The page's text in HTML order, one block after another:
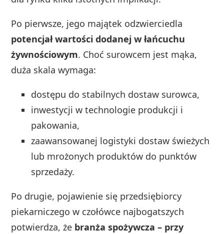
Po pierwsze, jego majątek odzwierciedla
potencjał wartości dodanej w łańcuchu
żywnościowym. Choć surowcem jest mąka,
duża skala wymaga:
dostępu do stabilnych dostaw surowca,
inwestycji w technologie produkcji i
pakowania,
zaawansowanej logistyki dostaw świeżych
lub mrożonych produktów do punktów
sprzedaży.
Po drugie, pojawienie się przedsiębiorcy
piekarniczego w czołówce najbogatszych
potwierdza, że branża spożywcza – przy